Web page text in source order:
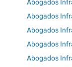
Abogados
Abogados
Abogados
Abogados
Abogados